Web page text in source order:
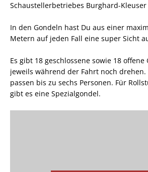
Schaustellerbetriebes Burghard-
In den Gondeln hast Du aus einer
Metern auf jeden Fall eine super Sicht
Es gibt 18 geschlossene sowie 18
jeweils während der Fahrt noch drehen.
passen bis zu sechs Personen. Für
gibt es eine Spezialgondel.